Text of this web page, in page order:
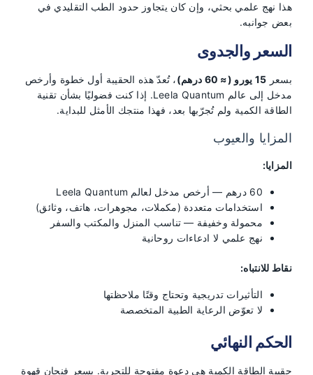
هذا نهج علمي بحثي، وإن كان يتجاوز حدود الطب التقليدي في
بعض جوانبه.
السعر والجدوى
بسعر 15 يورو (≈ 60 درهم)
، تُعدّ هذه الحقيبة أول خطوة وأرخص
مدخل إلى عالم Leela Quantum. إذا كنت فضوليًا بشأن تقنية
الطاقة الكمية ولم تُجرّبها بعد، فهذا منتجك الأمثل للبداية.
المزايا والعيوب
المزايا:
60 درهم — أرخص مدخل لعالم Leela Quantum
استخدامات متعددة (مكملات، مجوهرات، هاتف، وثائق)
محمولة وخفيفة — تناسب المنزل والمكتب والسفر
نهج علمي لا ادعاءات روحانية
نقاط للانتباه:
التأثيرات تدريجية وتحتاج وقتًا ملاحظتها
لا تعوّض الرعاية الطبية المتخصصة
الحكم النهائي
حقيبة الطاقة الكمية هي دعوة مفتوحة للتجربة. بسعر فنجان قهوة